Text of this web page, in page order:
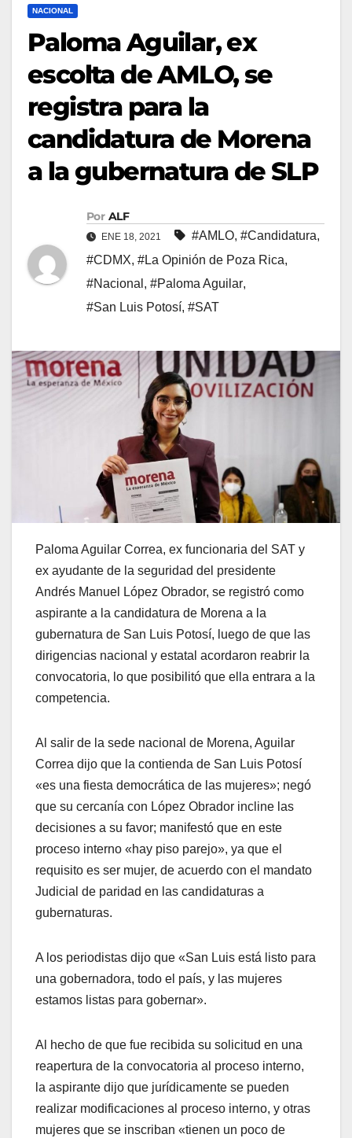
NACIONAL
Paloma Aguilar, ex
escolta de AMLO, se
registra para la
candidatura de Morena
a la gubernatura de SLP
Por ALF
ENE 18, 2021 #AMLO, #Candidatura,
#CDMX, #La Opinión de Poza Rica,
#Nacional , #Paloma Aguilar,
#San Luis Potosí, #SAT
Paloma Aguilar Correa, ex funcionaria del SAT y
ex ayudante de la seguridad del presidente
Andrés Manuel López Obrador, se registró como
aspirante a la candidatura de Morena a la
gubernatura de San Luis Potosí, luego de que las
dirigencias nacional y estatal acordaron reabrir la
convocatoria, lo que posibilitó que ella entrara a la
competencia.
Al salir de la sede nacional de Morena, Aguilar
Correa dijo que la contienda de San Luis Potosí
«es una fiesta democrática de las mujeres»; negó
que su cercanía con López Obrador incline las
decisiones a su favor; manifestó que en este
proceso interno «hay piso parejo», ya que el
requisito es ser mujer, de acuerdo con el mandato
Judicial de paridad en las candidaturas a
gubernaturas.
A los periodistas dijo que «San Luis está listo para
una gobernadora, todo el país, y las mujeres
estamos listas para gobernar».
Al hecho de que fue recibida su solicitud en una
reapertura de la convocatoria al proceso interno,
la aspirante dijo que jurídicamente se pueden
realizar modificaciones al proceso interno, y otras
mujeres que se inscriban «tienen un poco de